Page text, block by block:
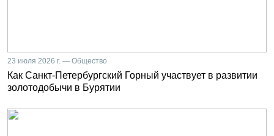
23 июля 2026 г. — Общество
Как Санкт-Петербургский Горный участвует в развитии
золотодобычи в Бурятии